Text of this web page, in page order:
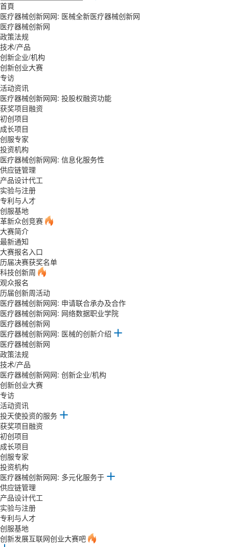
首頁
医疗器械创新网网: 医械全新医疗器械创新网
医疗器械创新网
政策法规
技术/产品
创新企业/机构
创新创业大赛
专访
活动资讯
医疗器械创新网网: 投股权融资功能
获奖项目融资
初创项目
成长项目
创服专家
投资机构
医疗器械创新网网: 信息化服务性
供应链管理
产品设计代工
实验与注册
专利与人才
创服基地
革新众创竞赛
大赛简介
最新通知
大赛报名入口
历届决赛获奖名单
科技创新周
观众报名
历届创新周活动
医疗器械创新网网: 申请联合承办及合作
医疗器械创新网网: 网络数据职业学院
医疗器械创新网
医疗器械创新网网: 医械的创新介绍
医疗器械创新网
政策法规
技术/产品
医疗器械创新网网: 创新企业/机构
创新创业大赛
专访
活动资讯
投天使投资的服务
获奖项目融资
初创项目
成长项目
创服专家
投资机构
医疗器械创新网网: 多元化服务于
供应链管理
产品设计代工
实验与注册
专利与人才
创服基地
创新发展互联网创业大赛吧